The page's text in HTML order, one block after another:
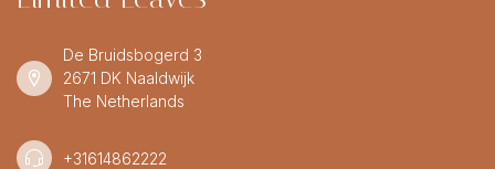
De Bruidsbogerd 3
2671 DK Naaldwijk
The Netherlands
+31614862222